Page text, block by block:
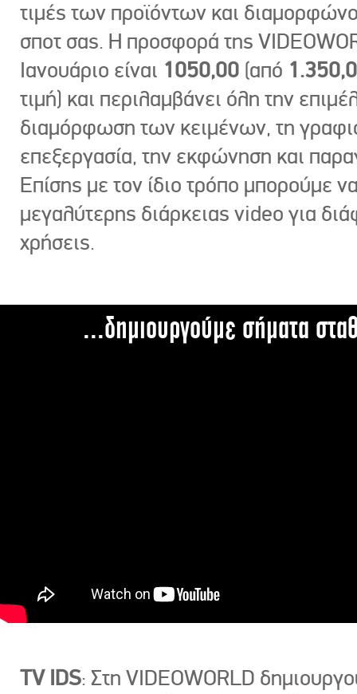
τιμές των προϊόντων και
σποτ σας. Η προσφορά της
Ιανουάριο είναι 1050,00 (από
τιμή) και περιλαμβάνει όλη την
διαμόρφωση των κειμένων, τη
επεξεργασία, την εκφώνηση και
Επίσης με τον ίδιο τρόπο μπορούμε
μεγαλύτερης διάρκειας video για
χρήσεις.
...δημιουργούμε σήματα
TV IDS: Στη VIDEOWORLD